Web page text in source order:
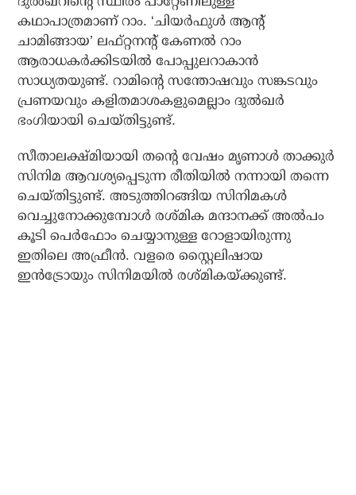
കഥാപാത്രമാണ് റാം. ‘ചിയര്‍ഫുള്‍ ആന്റ്
ചാമിങ്ങായ’ ലഫ്റ്റനന്റ് കേണല്‍ റാം
ആരാധകര്‍ക്കിടയില്‍ പോപ്പുലറാകാന്‍
സാധ്യതയുണ്ട്. റാമിന്റെ സന്തോഷവും സങ്കടവും
പ്രണയവും കളിതമാശകളുമെല്ലാം ദുല്‍ഖര്‍
ഭംഗിയായി ചെയ്തിട്ടുണ്ട്.
സീതാലക്ഷ്മിയായി തന്റെ വേഷം മൃണാള്‍ താക്കുര്‍
സിനിമ ആവശ്യപ്പെടുന്ന രീതിയില്‍ നന്നായി തന്നെ
ചെയ്തിട്ടുണ്ട്. അടുത്തിറങ്ങിയ സിനിമകള്‍
വെച്ചുനോക്കുമ്പോള്‍ രശ്മിക മന്ദാനക്ക് അല്‍പം
കൂടി പെര്‍ഫോം ചെയ്യാനുള്ള റോളായിരുന്നു
ഇതിലെ അഫ്രീന്‍. വളരെ സ്റ്റൈലിഷായ
ഇന്‍ട്രോയും സിനിമയില്‍ രശ്മികയ്ക്കുണ്ട്.